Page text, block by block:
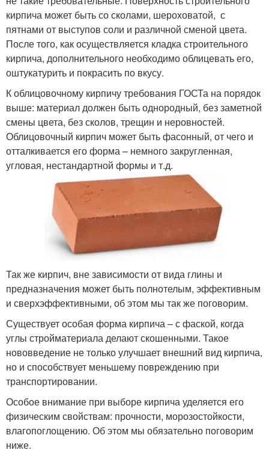
кирпича может быть со сколами, шероховатой, с
пятнами от выступов соли и различной сменой цвета.
После того, как осуществляется кладка строительного
кирпича, дополнительного необходимо облицевать его,
оштукатурить и покрасить по вкусу.
К облицовочному кирпичу требования ГОСТа на порядок
выше: материал должен быть однородный, без заметной
смены цвета, без сколов, трещин и неровностей.
Облицовочный кирпич может быть фасонный, от чего и
отталкивается его форма – немного закругленная,
угловая, нестандартной формы и т.д.
Так же кирпич, вне зависимости от вида глины и
предназначения может быть полнотелым, эффективным
и сверхэффективными, об этом мы так же поговорим.
Существует особая форма кирпича – с фаской, когда
углы стройматериала делают скошенными. Такое
нововведение не только улучшает внешний вид кирпича,
но и способствует меньшему повреждению при
транспортировании.
Особое внимание при выборе кирпича уделяется его
физическим свойствам: прочности, морозостойкости,
влагопоглощению. Об этом мы обязательно поговорим
ниже.